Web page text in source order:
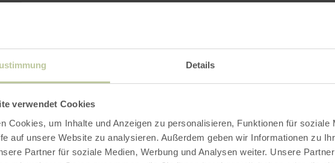
Details
verwendet Cookies
Cookies, um Inhalte und Anzeigen zu personalisieren, Funktionen für soziale
auf unsere Website zu analysieren. Außerdem geben wir Informationen zu
Partner für soziale Medien, Werbung und Analysen weiter. Unsere
Ontspanning aan
de Blankenheimer Weiher
Ontdekkingstochten in de levendige omgeving
De gemeente Blankenheim heft een toeristenbelasting
de boekingsprijs.